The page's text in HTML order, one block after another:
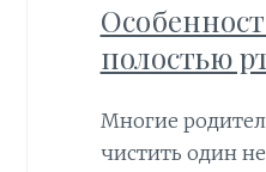
полостью
Многие
чистить один